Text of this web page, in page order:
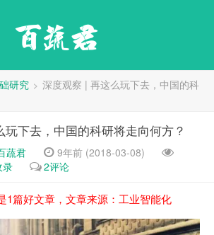
百蔬君
研究 > 深度观察 | 再这么玩下去，中国的科
下去，中国的科研将走向何方？
蔬君
9年前 (2018-03-08)
录 2评论
1篇好文章，文章来源：工业智能化